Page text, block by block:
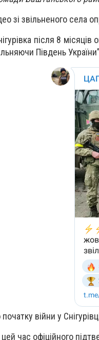
зі звільненого села
після 8
Південь
війни у
час офіційного